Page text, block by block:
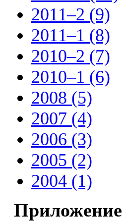
2011–2 (9)
2011–1 (8)
2010–2 (7)
2010–1 (6)
2008 (5)
2007 (4)
2006 (3)
2005 (2)
2004 (1)
Приложение